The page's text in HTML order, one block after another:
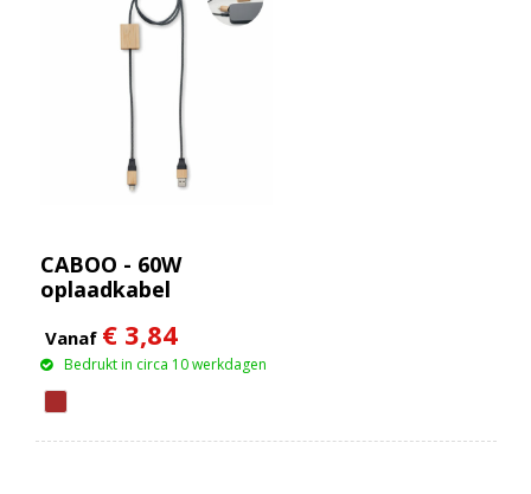
CABOO - 60W
oplaadkabel
Vanaf € 3,84
Bedrukt in circa 10 werkdagen